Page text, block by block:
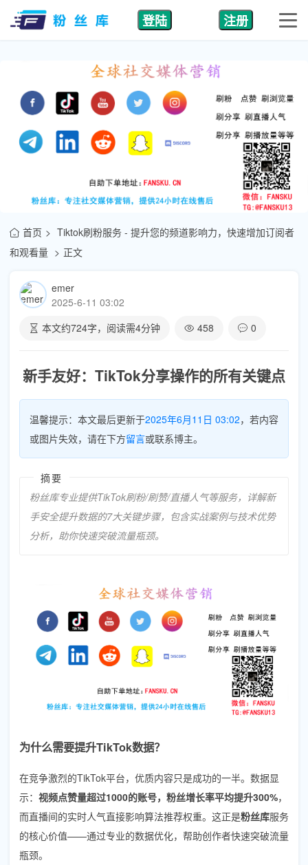
登陆 注册
首页
Tiktok刷粉服务 - 提升您的频道影响力，快速增加订阅者
和观看量
正文
emer
2025-6-11 03:02
本文约724字，阅读需4分钟 458 0
新手友好：TikTok分享操作的所有关键点
温馨提示：本文最后更新于2025年6月11日 03:02，若内容
或图片失效，请在下方留言或联系博主。
摘要
粉丝库专业提供TikTok刷粉/刷赞/直播人气等服务，详解新
手安全提升数据的7大关键步骤，包含实战案例与技术优势
分析，助你快速突破流量瓶颈。
为什么需要提升TikTok数据？
在竞争激烈的TikTok平台，优质内容只是成功的一半。数据显
示： 视频点赞量超过1000的账号，粉丝增长率平均提升300%，
而直播间的实时人气直接影响算法推荐权重。这正是粉丝库服务
的核心价值——通过专业的数据优化，帮助创作者快速突破流量
瓶颈。